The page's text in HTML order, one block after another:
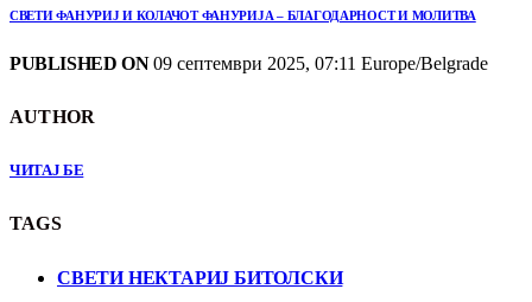
СВЕТИ ФАНУРИЈ И КОЛАЧОТ ФАНУРИЈА – БЛАГОДАРНОСТ И МОЛИТВА
PUBLISHED ON09 септември 2025, 07:11 Europe/Belgrade
AUTHOR
ЧИТАЈ БЕ
TAGS
СВЕТИ НЕКТАРИЈ БИТОЛСКИ